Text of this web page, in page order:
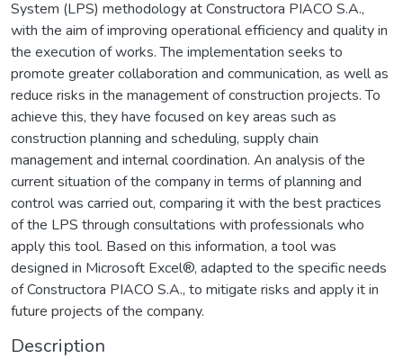
System (LPS) methodology at Constructora PIACO S.A.,
with the aim of improving operational efficiency and quality in
the execution of works. The implementation seeks to
promote greater collaboration and communication, as well as
reduce risks in the management of construction projects. To
achieve this, they have focused on key areas such as
construction planning and scheduling, supply chain
management and internal coordination. An analysis of the
current situation of the company in terms of planning and
control was carried out, comparing it with the best practices
of the LPS through consultations with professionals who
apply this tool. Based on this information, a tool was
designed in Microsoft Excel®, adapted to the specific needs
of Constructora PIACO S.A., to mitigate risks and apply it in
future projects of the company.
Description